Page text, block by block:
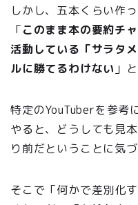
しかし、五本くらい作
「このまま本の要約チ
活動している「サラタ
ルに勝てるわけない 」
特定のYouTuberを参考
やると、どうしても見
り前だということに気づ
そこで「何かで差別化